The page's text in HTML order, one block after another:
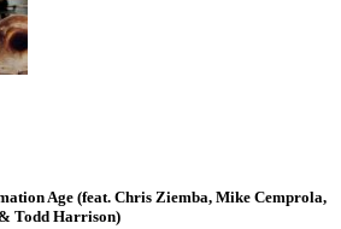
Age (feat. Chris Ziemba, Mike Cemprola,
Todd Harrison)